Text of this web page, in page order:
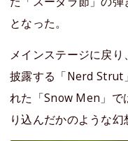
となった。
メインステージに戻
披露する「Nerd Strut
れた「Snow Men」で
り込んだかのような幻